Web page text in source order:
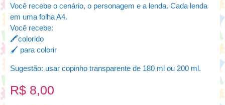
Você recebe o cenário, o personagem e a lenda. Cada lenda
em uma folha A4.
Você recebe:
🖍️colorido
🖌️ para colorir
Sugestão: usar copinho transparente de 180 ml ou 200 ml.
R$ 8,00